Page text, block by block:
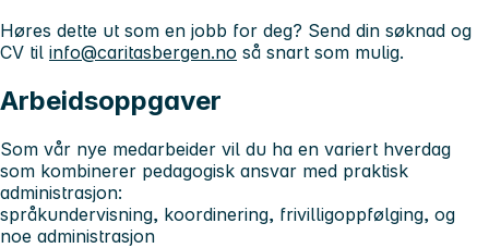
Høres dette ut som en jobb for deg? Send din søknad og
CV til info@caritasbergen.no så snart som mulig.
Arbeidsoppgaver
Som vår nye medarbeider vil du ha en variert hverdag
som kombinerer pedagogisk ansvar med praktisk
administrasjon:
språkundervisning, koordinering, frivilligoppfølging, og
noe administrasjon